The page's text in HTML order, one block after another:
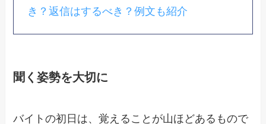
き？返信はするべき？例文も紹介
聞く姿勢を大切に
バイトの初日は、覚えることが山ほどあるもので